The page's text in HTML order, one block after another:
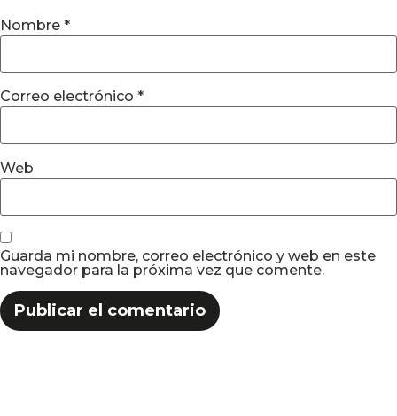
Nombre *
Correo electrónico *
Web
Guarda mi nombre, correo electrónico y web en este
navegador para la próxima vez que comente.